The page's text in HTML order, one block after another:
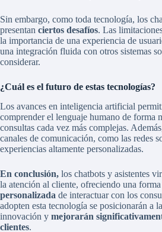
Sin embargo, como toda tecnología, los
presentan ciertos desafíos. Las
la importancia de una experiencia de
una integración fluida con otros sistemas
considerar.
¿Cuál es el futuro de estas tecnologías?
Los avances en inteligencia artificial
comprender el lenguaje humano de forma
consultas cada vez más complejas.
canales de comunicación, como las redes
experiencias altamente personalizadas.
En conclusión, los chatbots y asistentes
la atención al cliente, ofreciendo una forma
personalizada de interactuar con los
adopten esta tecnología se posicionarán a
innovación y mejorarán
clientes.